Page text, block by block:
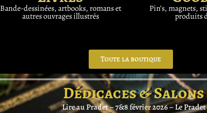
Bande-dessinées, artbooks, romans et
autres ouvrages illustrés
Pin’s, magnets,
produits
Toute la boutique
Dédicaces & Salons
Lire au Pradet – 7&8 février 2026 – Le Pradet